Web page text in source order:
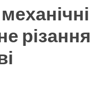
різання